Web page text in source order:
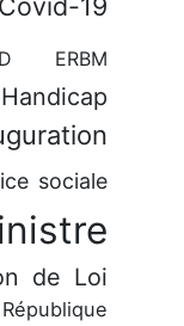
Covid-19
ERBM
Handicap
sociale
de Loi